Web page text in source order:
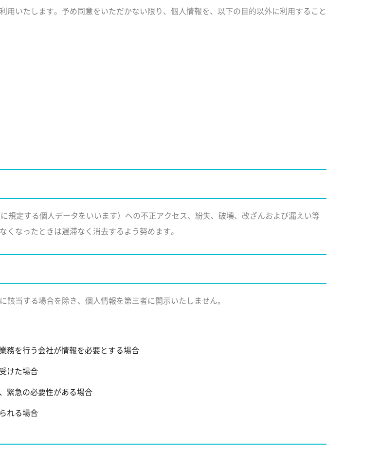
用いたします。予め同意をいただかない限り、個人情報を、以下の目的以外に利用すること
規定する個人データをいいます）への不正アクセス、紛失、破壊、改ざんおよび漏えい等
なったときは遅滞なく消去するよう努めます。
当する場合を除き、個人情報を第三者に開示いたしません。
務を行う会社が情報を必要とする場合
けた場合
緊急の必要性がある場合
れる場合